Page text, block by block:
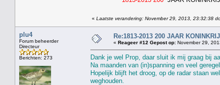
« Laatste verandering: November 29, 2013, 23:32:38
plu4
Forum beheerder
Directeur
Berichten: 273
Re:1813-2013 200 JAAR
« Reageer #12 Gepost op: November 29,
Dank je wel Prop, daar sluit ik mij graag bij
Na maanden van (in)spanning en veel
Hopelijk blijft het droog, op de radar staan
weghouden.